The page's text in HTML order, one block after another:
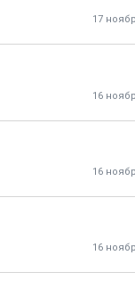
17
16
16
16